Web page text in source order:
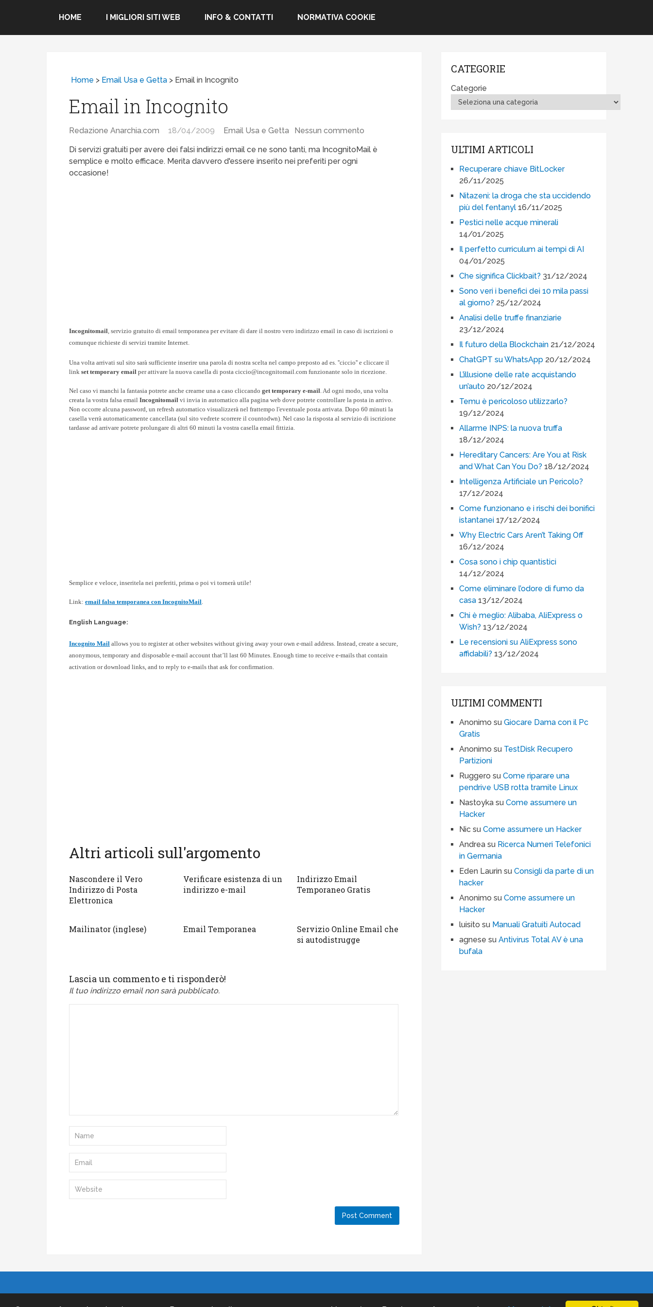
HOME I MIGLIORI SITI WEB INFO & CONTATTI NORMATIVA COOKIE
Home > Email Usa e Getta > Email in Incognito
Email in Incognito
Redazione Anarchia.com 18/04/2009 Email Usa e Getta Nessun commento
Di servizi gratuiti per avere dei falsi indirizzi email ce ne sono tanti, ma IncognitoMail è
semplice e molto efficace. Merita davvero d'essere inserito nei preferiti per ogni
occasione!
Incognitomail, servizio gratuito di email temporanea per evitare di dare il nostro vero indirizzo email in caso di iscrizioni o
comunque richieste di servizi tramite Internet.
Una volta arrivati sul sito sarà sufficiente inserire una parola di nostra scelta nel campo preposto ad es. ''ciccio'' e cliccare il
linkset temporary email per attivare la nuova casella di posta ciccio@incognitomail.com funzionante solo in ricezione.
Nel caso vi manchi la fantasia potrete anche crearne una a caso cliccandoget temporary e-mail. Ad ogni modo, una volta
creata la vostra falsa emailIncognitomailvi invia in automatico alla pagina web dove potrete controllare la posta in arrivo.
Non occorre alcuna password, un refresh automatico visualizzerà nel frattempo l'eventuale posta arrivata. Dopo 60 minuti la
casella verrà automaticamente cancellata (sul sito vedrete scorrere il countodwn). Nel caso la risposta al servizio di iscrizione
tardasse ad arrivare potrete prolungare di altri 60 minuti la vostra casella email fittizia.
Semplice e veloce, inseritela nei preferiti, prima o poi vi tornerà utile!
Link:email falsa temporanea con IncognitoMail.
English Language:
Incognito Mail allows you to register at other websites without giving away your own e-mail address. Instead, create a secure,
anonymous, temporary and disposable e-mail account that’ll last 60 Minutes. Enough time to receive e-mails that contain
activation or download links, and to reply to e-mails that ask for confirmation.
Altri articoli sull'argomento
Nascondere il Vero
Indirizzo di Posta
Elettronica
Verificare esistenza di un
indirizzo e-mail
Indirizzo Email
Temporaneo Gratis
Mailinator (inglese) Email Temporanea
Servizio Online Email che
si autodistrugge
Lascia un commento e ti risponderò!
Il tuo indirizzo email non sarà pubblicato.
CATEGORIE
Categorie
ULTIMI ARTICOLI
Recuperare chiave BitLocker
26/11/2025
Nitazeni: la droga che sta uccidendo
più del fentanyl 16/11/2025
Pestici nelle acque minerali
14/01/2025
Il perfetto curriculum ai tempi di AI
04/01/2025
Che significa Clickbait? 31/12/2024
Sono veri i benefici dei 10 mila passi
al giorno? 25/12/2024
Analisi delle truffe finanziarie
23/12/2024
Il futuro della Blockchain 21/12/2024
ChatGPT su WhatsApp 20/12/2024
L’illusione delle rate acquistando
un’auto 20/12/2024
Temu è pericoloso utilizzarlo?
19/12/2024
Allarme INPS: la nuova truffa
18/12/2024
Hereditary Cancers: Are You at Risk
and What Can You Do? 18/12/2024
Intelligenza Artificiale un Pericolo?
17/12/2024
Come funzionano e i rischi dei bonifici
istantanei 17/12/2024
Why Electric Cars Aren’t Taking Off
16/12/2024
Cosa sono i chip quantistici
14/12/2024
Come eliminare l’odore di fumo da
casa 13/12/2024
Chi è meglio: Alibaba, AliExpress o
Wish? 13/12/2024
Le recensioni su AliExpress sono
affidabili? 13/12/2024
ULTIMI COMMENTI
Anonimo suGiocare Dama con il Pc
Gratis
Anonimo su TestDisk Recupero
Partizioni
Ruggero suCome riparare una
pendrive USB rotta tramite Linux
Nastoyka suCome assumere un
Hacker
Nic suCome assumere un Hacker
Andrea su Ricerca Numeri Telefonici
in Germania
Eden Laurin suConsigli da parte di un
hacker
Anonimo suCome assumere un
Hacker
luisito su Manuali Gratuiti Autocad
agnese suAntivirus Total AV è una
bufala